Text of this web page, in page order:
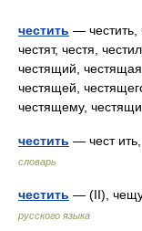
честить — честить,
честят, честя,
честящий,
честящей,
честящему,
честить — чест
словарь
честить — (II),
русского языка